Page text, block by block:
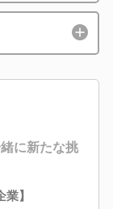
に新たな挑
】